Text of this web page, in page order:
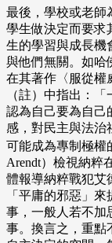
最後，學校或老師
學生做決定而要求
生的學習與成長機
與他們無關。如哈
在其著作〈服從權
（註）中指出：
認為自己要為自己
感，對民主與法治
可能成為專制極權
Arendt）檢視納粹
體報導納粹戰犯艾
「平庸的邪惡」
事，一般人若不加
事。換言之，重點